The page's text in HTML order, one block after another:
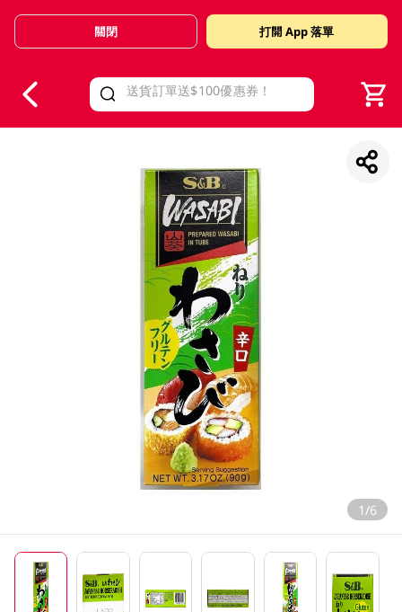
Valid Until 30 June 2026
關閉 打開 App 落單
1/6